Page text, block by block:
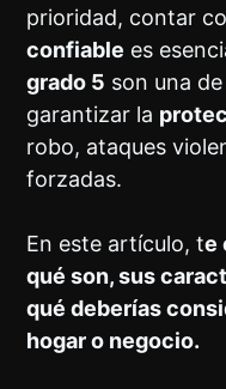
prioridad, contar
confiable es
grado 5 son una
garantizar la
robo, ataques
forzadas.
En este artículo, te
qué son, sus
qué deberías
hogar o negocio.